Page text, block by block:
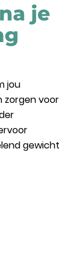
je
jou
zorgen voor
gewicht